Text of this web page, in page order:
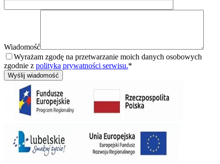
Wiadomość
Wyrażam zgodę na przetwarzanie moich danych osobowych
zgodnie z polityką prywatności serwisu.*
Wyślij wiadomość